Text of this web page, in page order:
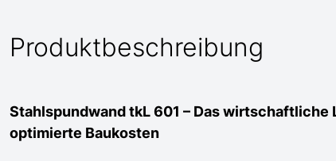
Produktbeschreibung
Stahlspundwand tkL 601 – Das
optimierte Baukosten